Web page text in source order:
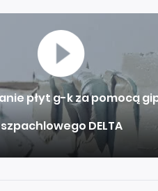
płyt g-k za pomocą
szpachlowego DELTA